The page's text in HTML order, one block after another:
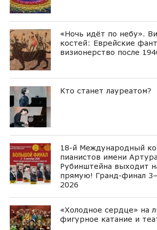
«Ночь идёт по небу».
костей: Еврейские
визионерство после
Кто станет лауреатом?
18-й Международный
пианистов имени Артура
Рубинштейна выходит
прямую! Гранд-финал
2026
«Холодное сердце» на
фигурное катание и